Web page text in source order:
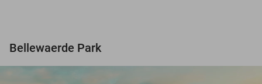
Bellewaerde Park